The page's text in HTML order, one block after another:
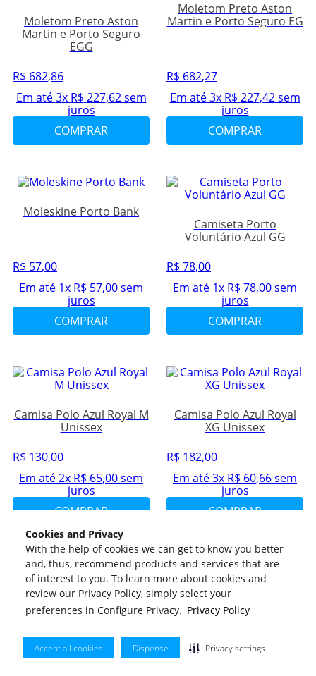
Cookies and Privacy
With the help of cookies we can get to know you better
and, thus, recommend products and services that are
of interest to you. To learn more about cookies and
review our Privacy Policy, simply select your
preferences in Configure Privacy. Privacy Policy
Accept all cookies Dispense Privacy settings
Moletom Preto Aston
Martin e Porto Seguro
EGG
R$ 682,86
Em até3x R$ 227,62sem
juros
COMPRAR
Moletom Preto Aston
Martin e Porto Seguro EG
R$ 682,27
Em até3x R$ 227,42sem
juros
COMPRAR
Moleskine Porto Bank
R$ 57,00
Em até 1x R$ 57,00sem
juros
COMPRAR
Camiseta Porto
Voluntário Azul GG
R$ 78,00
Em até 1x R$ 78,00sem
juros
COMPRAR
Camisa Polo Azul Royal M
Unissex
R$ 130,00
Em até2x R$ 65,00sem
juros
COMPRAR
Camisa Polo Azul Royal
XG Unissex
R$ 182,00
Em até3x R$ 60,66sem
juros
COMPRAR
Veja Tambem
+
Minha Conta
Duvidas
+
Política de Pagamento
Política de Frete
Atendimento
(11)2393-5140